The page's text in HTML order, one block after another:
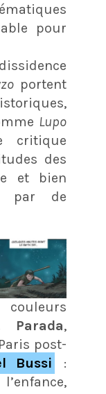
pour
portent
Lupo
critique
des
et bien
par de
Parada,
post-
Bussi
: